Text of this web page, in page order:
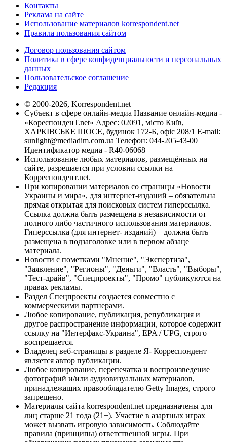
Контакты
Реклама на сайте
Использование материалов korrespondent.net
Правила пользования сайтом
Договор пользования сайтом
Политика в сфере конфиденциальности и персональных
данных
Пользовательское соглашение
Редакция
© 2000-2026, Korrespondent.net
Субъект в сфере онлайн-медиа Название онлайн-медиа -
«КореспонденТ.net» Адрес: 02091, місто Київ,
ХАРКІВСЬКЕ ШОСЕ, будинок 172-Б, офіс 208/1 E-mail:
sunlight@mediadim.com.ua Телефон: 044-205-43-00
Идентификатор медиа - R40-06068
Использование любых материалов, размещённых на
сайте, разрешается при условии ссылки на
Корреспондент.net.
При копировании материалов со страницы «Новости
Украины и мира», для интернет-изданий – обязательна
прямая открытая для поисковых систем гиперссылка.
Ссылка должна быть размещена в независимости от
полного либо частичного использования материалов.
Гиперссылка (для интернет- изданий) – должна быть
размещена в подзаголовке или в первом абзаце
материала.
Новости с пометками "Мнение", "Экспертиза",
"Заявление", "Регионы", "Деньги", "Власть", "Выборы",
"Тест-драйв", "Спецпроекты", "Промо" публикуются на
правах рекламы.
Раздел Спецпроекты создается совместно с
коммерческими партнерами.
Любое копирование, публикация, републикация и
другое распространение информации, которое содержит
ссылку на "Интерфакс-Украина", EPA / UPG, строго
воспрещается.
Владелец веб-страницы в разделе Я- Корреспондент
является автор публикации.
Любое копирование, перепечатка и воспроизведение
фотографий и/или аудиовизуальных материалов,
принадлежащих правообладателю Getty Images, строго
запрещено.
Материалы сайта korrespondent.net предназначены для
лиц старше 21 года (21+). Участие в азартных играх
может вызвать игровую зависимость. Соблюдайте
правила (принципы) ответственной игры. При